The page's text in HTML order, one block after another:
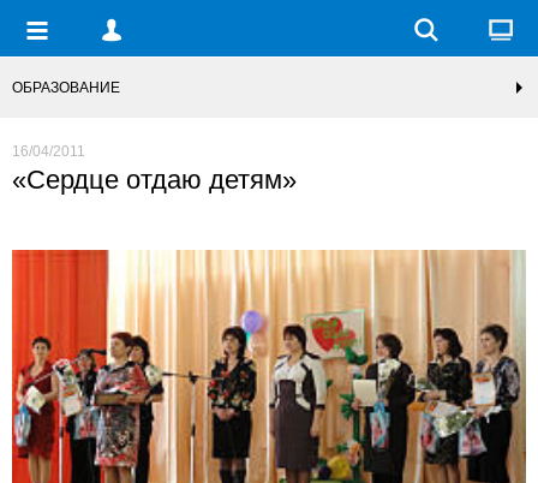
ОБРАЗОВАНИЕ
16/04/2011
«Сердце отдаю детям»